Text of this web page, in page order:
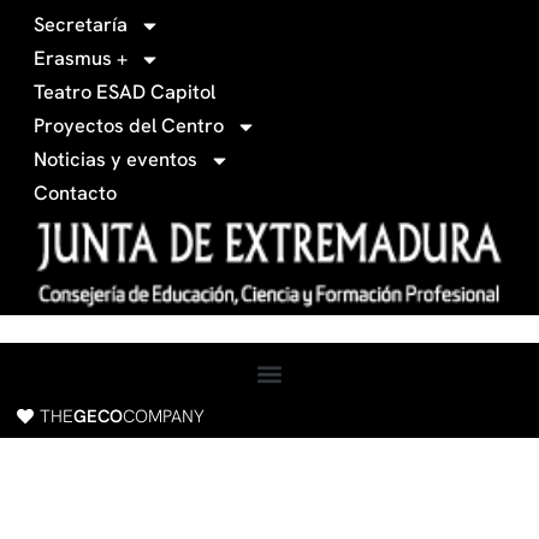
f
a
c
b
o
o
k
Secretaría
Erasmus +
Teatro ESAD Capitol
Proyectos del Centro
Noticias y eventos
Contacto
THEGECOCOMPANY